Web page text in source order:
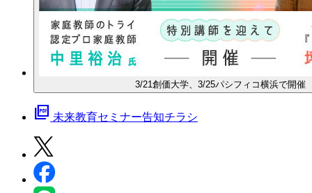
3/21創価大学、3/25パシフィコ横浜で開催
picture_as_pdf 未来教育セミナー告知チラシ